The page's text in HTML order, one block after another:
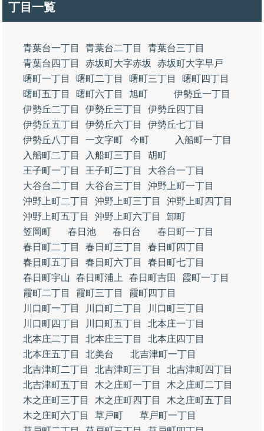
丁目一覧
青葉台一丁目 青葉台二丁目
青葉台三丁目
青葉台四丁目
赤坂町大字赤坂
赤坂町大字早戸
曙町一丁目
曙町二丁目 曙町三丁目
曙町四丁目
曙町五丁目
曙町六丁目 旭町
伊勢丘一丁目
伊勢丘二丁目
伊勢丘三丁目
伊勢丘四丁目
伊勢丘五丁目
伊勢丘六丁目
伊勢丘七丁目
伊勢丘八丁目
一文字町 今町
入船町一丁目
入船町二丁目
入船町三丁目
胡町
王子町一丁目
王子町二丁目
大谷台一丁目
大谷台二丁目
大谷台三丁目
沖野上町一丁目
沖野上町二丁目
沖野上町三丁目
沖野上町四丁目
沖野上町五丁目
沖野上町六丁目
卸町
笠岡町
春日池 春日台
春日町一丁目
春日町二丁目
春日町三丁目
春日町四丁目
春日町五丁目
春日町六丁目
春日町七丁目
春日町宇山
春日町浦上 春日町吉田
霞町一丁目
霞町二丁目
霞町三丁目
霞町四丁目
川口町一丁目
川口町二丁目
川口町三丁目
川口町四丁目
川口町五丁目
北本庄一丁目
北本庄二丁目
北本庄三丁目
北本庄四丁目
北本庄五丁目
北美台
北吉津町一丁目
北吉津町二丁目
北吉津町三丁目
北吉津町四丁目
北吉津町五丁目
木之庄町一丁目
木之庄町二丁目
木之庄町三丁目
木之庄町四丁目
木之庄町五丁目
木之庄町六丁目
草戸町
草戸町一丁目